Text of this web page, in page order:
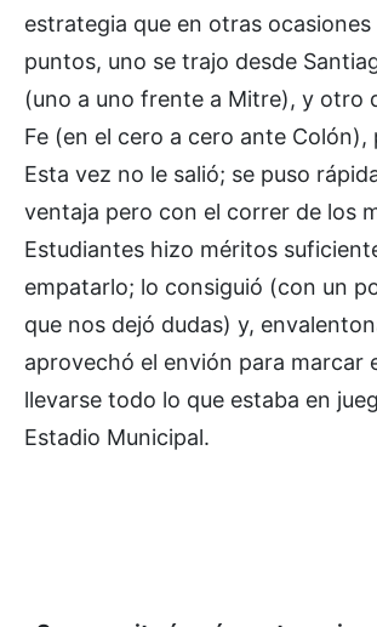
estrategia que en otras ocasiones
puntos, uno se trajo desde
(uno a uno frente a Mitre), y otro
Fe (en el cero a cero ante Colón),
Esta vez no le salió; se puso
ventaja pero con el correr de los
Estudiantes hizo méritos
empatarlo; lo consiguió (con un
que nos dejó dudas) y,
aprovechó el envión para marcar
llevarse todo lo que estaba en
Estadio Municipal.